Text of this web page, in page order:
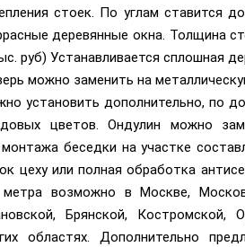
стоек. По углам ставится
деревянные окна. Толщина
руб) Устанавливается сплошная
можно заменить на
установить дополнительно, по
цветов. Ондулин можно
монтажа беседки на участке
цеху или полная обработка
возможно в Москве,
Брянской, Костромской,
областях. Дополнительно